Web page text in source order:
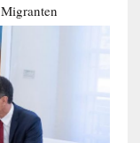
Migranten